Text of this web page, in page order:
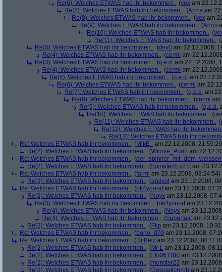
Re(6): Welches ETWAS hab ihr bekommen.. (vex am
Re(7): Welches ETWAS hab ihr bekommen.. (Arrris am
Re(8): Welches ETWAS hab ihr bekommen.. (vex am
Re(9): Welches ETWAS hab ihr bekommen.. (Arrris
Re(10): Welches ETWAS hab ihr bekommen.. (
Re(11): Welches ETWAS hab ihr bekommen.. (
Re(3): Welches ETWAS hab ihr bekommen.. (dev0 am 22.12.2008,
Re(4): Welches ETWAS hab ihr bekommen.. (cermi am
Re(3): Welches ETWAS hab ihr bekommen.. (q.e.d. am 22.12.2008,
Re(4): Welches ETWAS hab ihr bekommen.. (cermi am
Re(5): Welches ETWAS hab ihr bekommen.. (q.e.d. am
Re(6): Welches ETWAS hab ihr bekommen.. (cermi am
Re(7): Welches ETWAS hab ihr bekommen.. (q.e.d. am
Re(8): Welches ETWAS hab ihr bekommen.. (cermi am
Re(9): Welches ETWAS hab ihr bekommen.. (q.e.d.
Re(10): Welches ETWAS hab ihr bekommen.. (
Re(11): Welches ETWAS hab ihr bekommen.. (
Re(12): Welches ETWAS hab ihr
Re(13): Welches ETWAS hab ihr
Re: Welches ETWAS hab ihr bekommen.. (MikE_
am 22.12.2008,
Re(2): Welches ETWAS hab ihr bekommen.. (Winnie_Pooh am
Re: Welches ETWAS hab ihr bekommen.. (
Re(2): Welches ETWAS hab ihr bekommen.. (hometech.v2.0 am
Re: Welches ETWAS hab ihr bekommen.. (farmi am 23.12.2008, 03:24:54)
Re(2): Welches ETWAS hab ihr bekommen.. (andvol am 23.12.2008,
Re: Welches ETWAS hab ihr bekommen.. (ok4you-at am 23.12.2008,
Re(2): Welches ETWAS hab ihr bekommen.. (Noyx am 23.12.2008,
Re(3): Welches ETWAS hab ihr bekommen.. (ok4you-at am
Re(4): Welches ETWAS hab ihr bekommen.. (Noyx am
Re(4): Welches ETWAS hab ihr bekommen.. (Superfast am
Re(2): Welches ETWAS hab ihr bekommen.. (Flip am 23.12.2008,
Re: Welches ETWAS hab ihr bekommen.. (bono_d70 am 23.12.2008,
Re: Welches ETWAS hab ihr bekommen.. (Dr.Betz am 23.12.2008,
Re(2): Welches ETWAS hab ihr bekommen.. (Mr L am 23.12.2008,
Re(2): Welches ETWAS hab ihr bekommen.. (Flo061180 am
Re(2): Welches ETWAS hab ihr bekommen.. (monster23 am
Re(2): Welches ETWAS hab ihr bekommen.. (Desolationrob am